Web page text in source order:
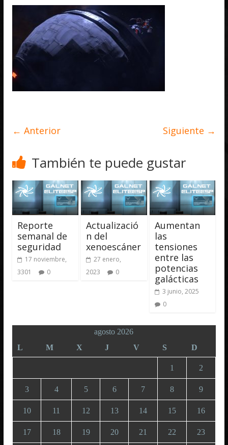
← Anterior Siguiente →
También te puede gustar
Reporte
semanal de
seguridad
17 noviembre,
3301
0
Actualizació
n del
xenoescáner
27 enero,
2023
0
Aumentan
las
tensiones
entre las
potencias
galácticas
3 junio, 2025
0
agosto 2026
L
M X J V S D
1 2
3 4 5 6 7 8 9
10 11 12 13 14 15 16
17 18 19 20 21 22 23